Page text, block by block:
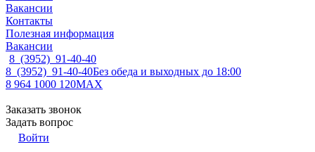
Вакансии
Контакты
Полезная информация
Вакансии
8 (3952) 91-40-40
8 (3952) 91-40-40Без обеда и выходных до 18:00
8 964 1000 120MAX
Заказать звонок
Задать вопрос
Войти